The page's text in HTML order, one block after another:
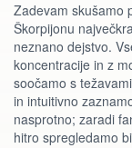
Zadevam skušamo
Škorpijonu
neznano dejstvo.
koncentracije in z
soočamo s
in intuitivno
nasprotno; zaradi
hitro spregledamo